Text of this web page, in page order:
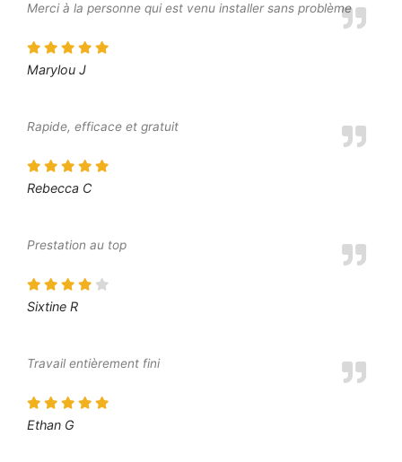
Merci à la personne qui est venu installer sans problème
Marylou J
Rapide, efficace et gratuit
Rebecca C
Prestation au top
Sixtine R
Travail entièrement fini
Ethan G